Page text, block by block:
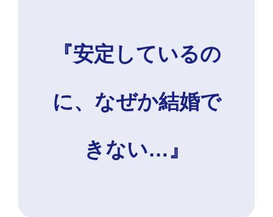
『安定しているの
に、なぜか結婚で
きない…』